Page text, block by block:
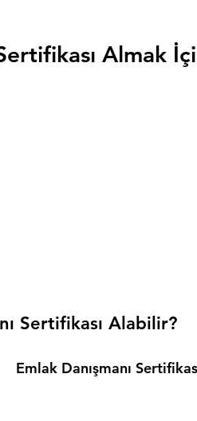
Almak
Sertifikası Alabilir?
Emlak Danışmanı